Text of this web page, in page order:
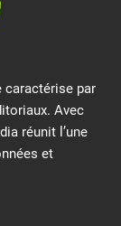
caractérise par
Avec
réunit l’une
et